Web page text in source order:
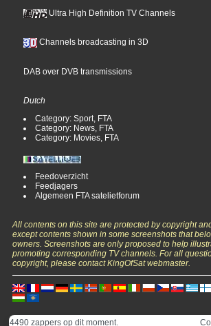
Ultra High Definition TV Channels
Channels broadcasting in 3D
DAB over DVB transmissions
Dutch
Category: Sport, FTA
Category: News, FTA
Category: Movies, FTA
Feedoverzicht
Feedjagers
Algemeen FTA satelietforum
All contents on this site are protected by copyright
except contents shown in some screenshots that
owners. Screenshots are only proposed to help
promoting corresponding TV channels. For all
copyright, please contact KingOfSat webmaster.
4490 zappers op dit moment.